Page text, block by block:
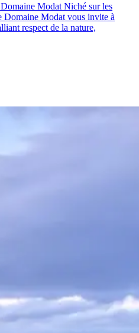
Modat Niché sur les
Domaine Modat vous invite à
respect de la nature,